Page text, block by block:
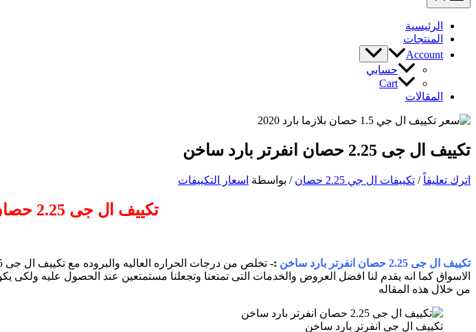
الرئيسية
المنتجات
Account
حسابي
Cart
المقالات
تكييف ال جى 2.25 حصان انفرتر بارد ساخن
اترك تعليقاً / تكييفات ال جي 2.25 حصان / بواسطة اسعار التكييفات
تكييف ال جى 2.25 حصان انفرتر بارد ساخن
تكييف ال جى 2.25 حصان انفرتر بارد ساخن :-
الاسواق كما انه يقدم لنا افضل العروض والخدمات التى تمتعنا وتجعلنا مستمتعين عند الحصول عليه
من خلال هذه المقاله
تكييف ال جى انفرتر بارد ساخن